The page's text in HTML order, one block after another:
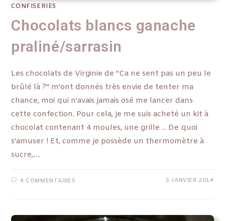
CONFISERIES
Chocolats blancs ganache
praliné/sarrasin
Les chocolats de Virginie de "Ca ne sent pas un peu le
brûlé là ?" m'ont donnés très envie de tenter ma
chance, moi qui n'avais jamais osé me lancer dans
cette confection. Pour cela, je me suis acheté un kit à
chocolat contenant 4 moules, une grille ... De quoi
s'amuser ! Et, comme je possède un thermomètre à
sucre,…
4 COMMENTAIRES 5 JANVIER 2014